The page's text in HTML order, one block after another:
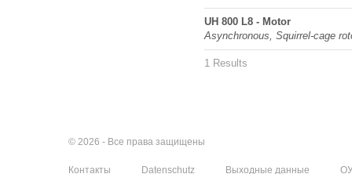
UH 800 L8 - Motor
Asynchronous, Squirrel-cage
1 Results
© 2026 - Все права защищены
Контакты Datenschutz Выходные данные